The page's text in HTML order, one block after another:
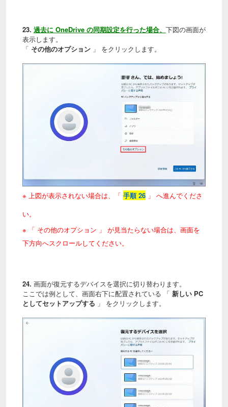
23. 過去に OneDrive の同期設定を行った場合、 下図の画面が
表示します。
「 その他のオプション 」 をクリックします。
※ 上図が表示されない場合は、「 手順 26 」 へ進んでくださ
い。
※ 「 その他のオプション 」 が見当たらない場合は、画面を
下方向へスクロールしてください。
24. 画面が復元するデバイスを選択に切り替わります。
ここでは例として、画面右下に配置されている 「 新しい PC
としてセットアップする 」 をクリックします。